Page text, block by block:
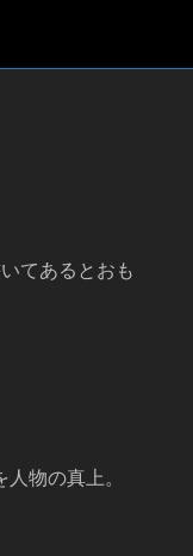
てあるとおも
物の真上。